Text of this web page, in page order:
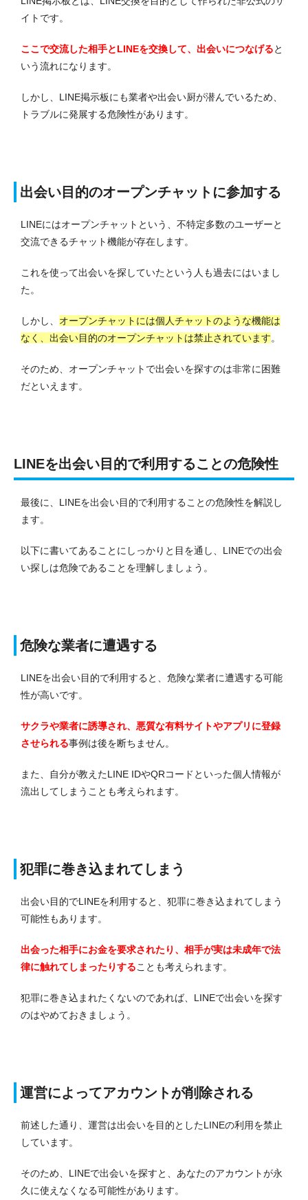
イトです。
ここで交流した相手とLINEを交換して、出会いにつなげると
いう流れになります。
しかし、LINE掲示板にも業者や出会い厨が潜んでいるため、
トラブルに発展する危険性があります。
出会い目的のオープンチャットに参加する
LINEにはオープンチャットという、不特定多数のユーザーと
交流できるチャット機能が存在します。
これを使って出会いを探していたという人も過去にはいまし
た。
しかし、 オープンチャットには個人チャットのような機能は
なく、出会い目的のオープンチャットは禁止されています。
そのため、オープンチャットで出会いを探すのは非常に困難
だといえます。
LINEを出会い目的で利用することの危険性
最後に、LINEを出会い目的で利用することの危険性を解説し
ます。
以下に書いてあることにしっかりと目を通し、LINEでの出会
い探しは危険であることを理解しましょう。
危険な業者に遭遇する
LINEを出会い目的で利用すると、危険な業者に遭遇する可能
性が高いです。
サクラや業者に誘導され、悪質な有料サイトやアプリに登録
させられる事例は後を断ちません。
また、自分が教えたLINE IDやQRコードといった個人情報が
流出してしまうことも考えられます。
犯罪に巻き込まれてしまう
出会い目的でLINEを利用すると、犯罪に巻き込まれてしまう
可能性もあります。
出会った相手にお金を要求されたり、相手が実は未成年で法
律に触れてしまったりすることも考えられます。
犯罪に巻き込まれたくないのであれば、LINEで出会いを探す
のはやめておきましょう。
運営によってアカウントが削除される
前述した通り、運営は出会いを目的としたLINEの利用を禁止
しています。
そのため、LINEで出会いを探すと、あなたのアカウントが永
久に使えなくなる可能性があります。